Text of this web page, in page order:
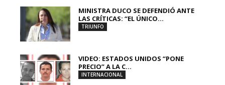
MINISTRA DUCO SE DEFENDIÓ ANTE
LAS CRÍTICAS: “EL ÚNICO...
TRIUNFO
VIDEO: ESTADOS UNIDOS “PONE
PRECIO” A LA C...
INTERNACIONAL